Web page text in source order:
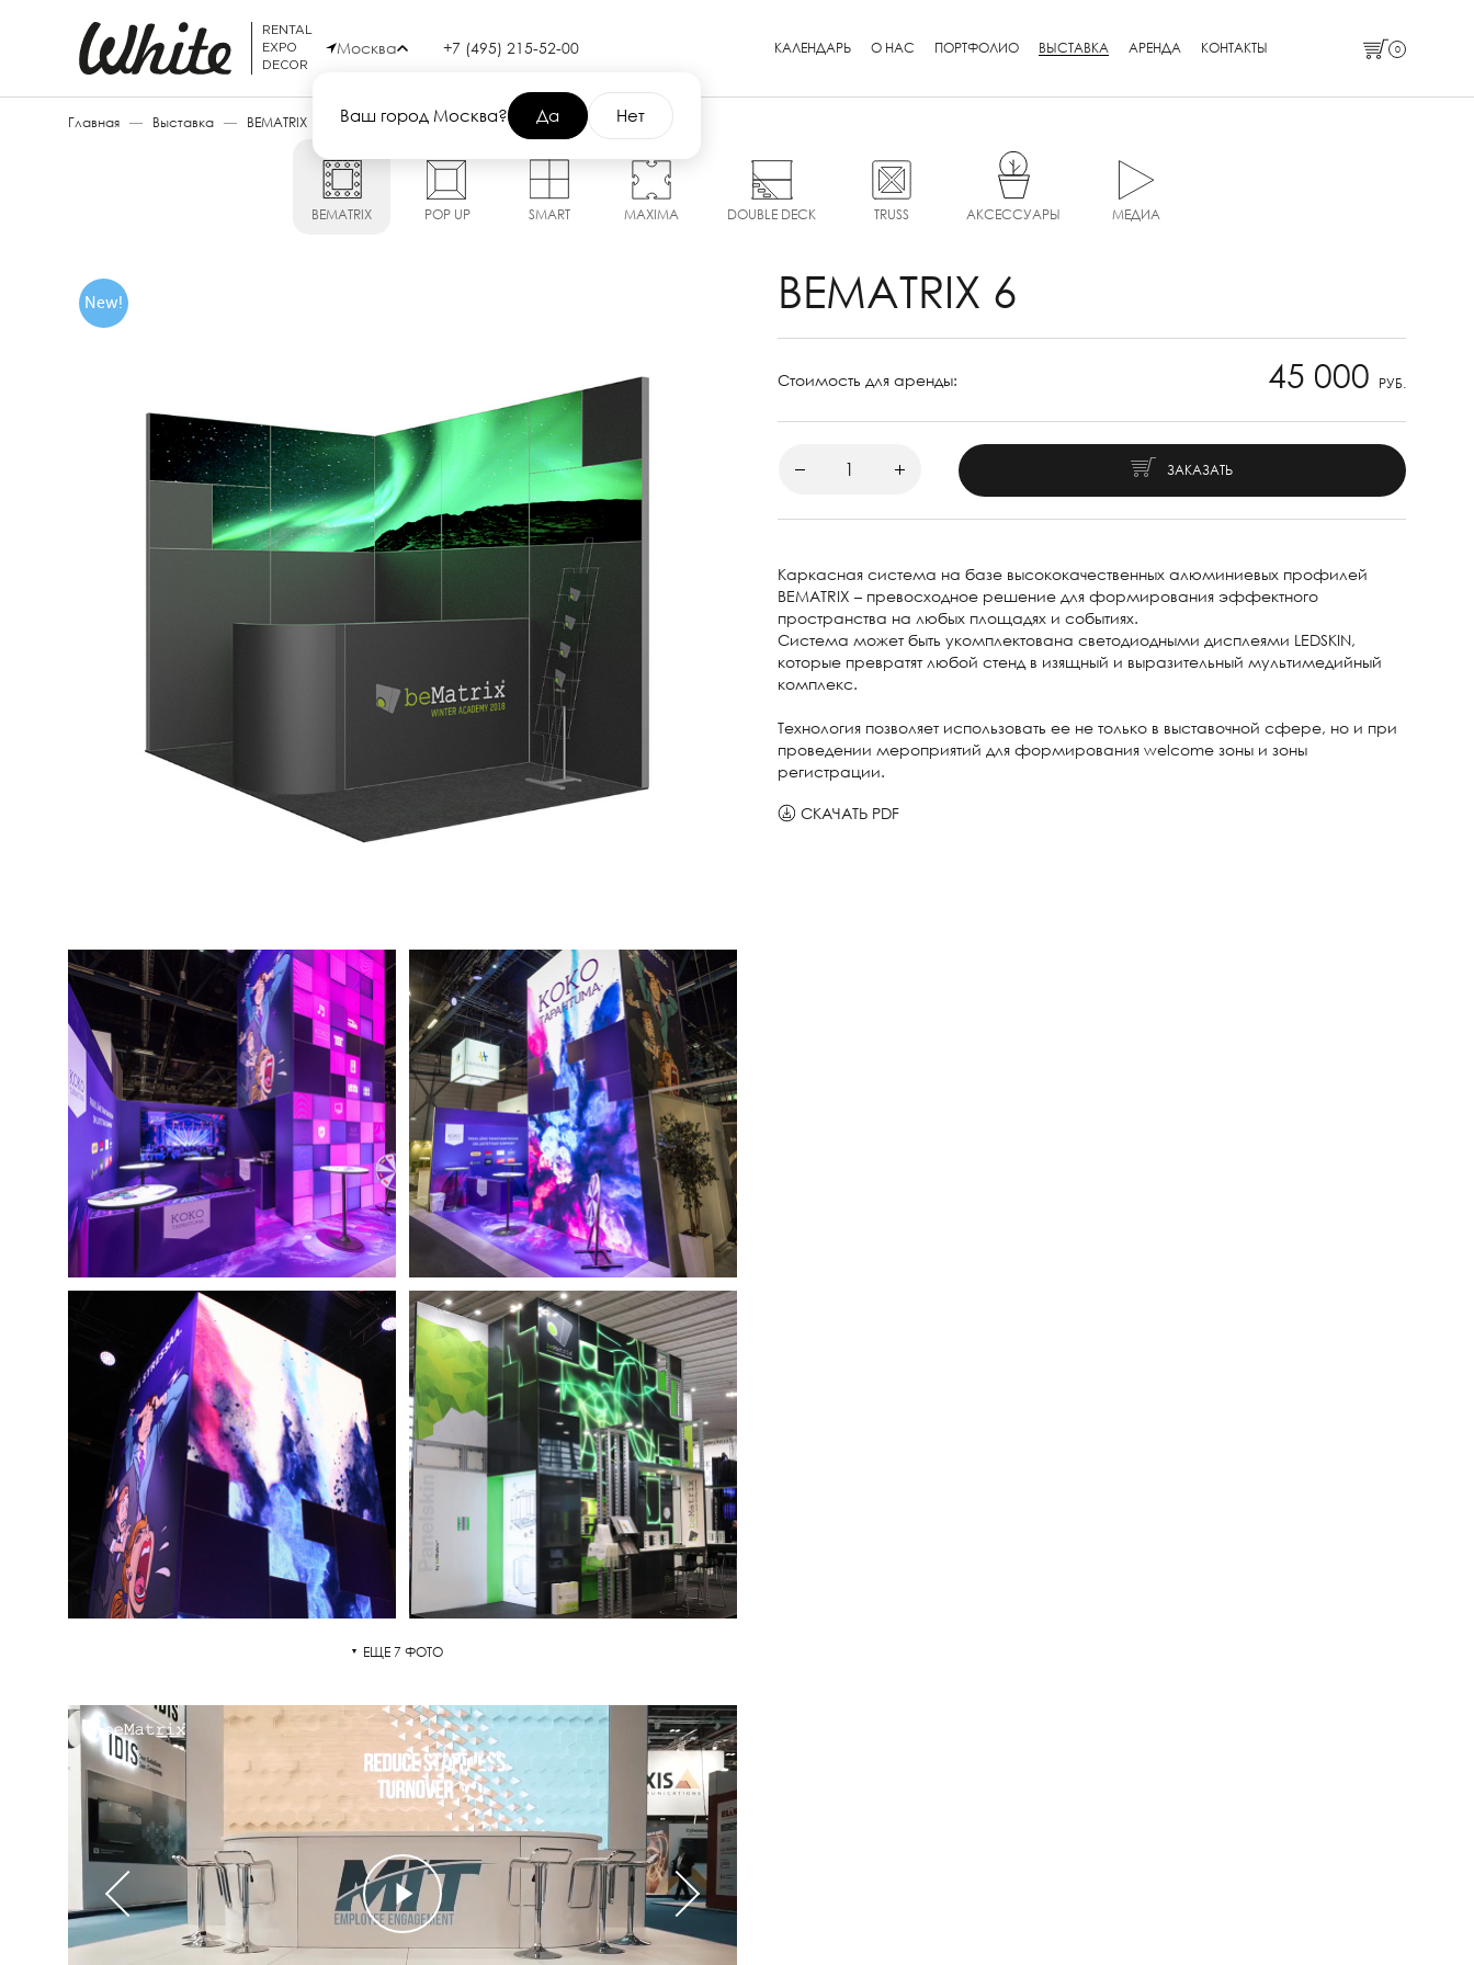
RENTAL
EXPO
DECOR
Москва
Ваш город Москва? Да Нет
+7 (495) 215-52-00 КАЛЕНДАРЬ О НАС ПОРТФОЛИО ВЫСТАВКА АРЕНДА КОНТАКТЫ 0
Главная — Выставка — BEMATRIX BEMATRIX 6
BEMATRIX POP UP SMART MAXIMA DOUBLE DECK TRUSS АКСЕССУАРЫ МЕДИА
New!
ЕЩЕ 7 ФОТО
BEMATRIX 6
Стоимость для аренды: 45 000 РУБ.
ЗАКАЗАТЬ
Каркасная система на базе высококачественных алюминиевых профилей
BEMATRIX – превосходное решение для формирования эффектного
пространства на любых площадях и событиях.
Система может быть укомплектована светодиодными дисплеями LEDSKIN,
которые превратят любой стенд в изящный и выразительный мультимедийный
комплекс.
Технология позволяет использовать ее не только в выставочной сфере, но и при
проведении мероприятий для формирования welcome зоны и зоны
регистрации.
СКАЧАТЬ PDF